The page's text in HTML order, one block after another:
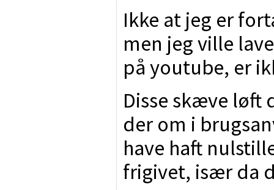
Ikke at jeg er
men jeg ville
på youtube, er
Disse skæve løft
der om i
have haft
frigivet, især da